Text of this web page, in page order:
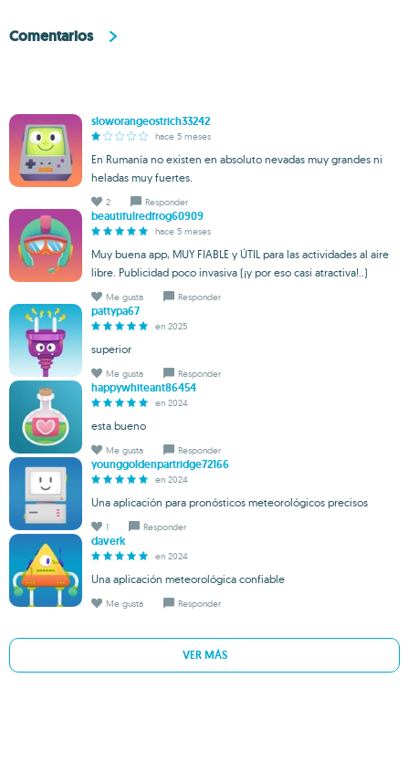
Comentarios
sloworangeostrich33242
hace 5 meses
En Rumanía no existen en absoluto nevadas muy grandes ni
heladas muy fuertes.
2 Responder
beautifulredfrog60909
hace 5 meses
Muy buena app, MUY FIABLE y ÚTIL para las actividades al aire
libre. Publicidad poco invasiva (¡y por eso casi atractiva!..)
Me gusta Responder
pattypa67
en 2025
superior
Me gusta Responder
happywhiteant86454
en 2024
esta bueno
Me gusta Responder
younggoldenpartridge72166
en 2024
Una aplicación para pronósticos meteorológicos precisos
1 Responder
daverk
en 2024
Una aplicación meteorológica confiable
Me gusta Responder
VER MÁS